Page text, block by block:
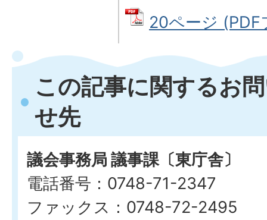
20ページ
この記事に関するお
せ先
議会事務局 議事課〔東庁舎〕
電話番号：0748-71-2347
ファックス：0748-72-2495